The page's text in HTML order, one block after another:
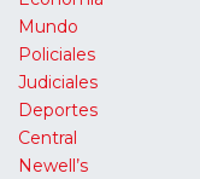
Mundo
Policiales
Judiciales
Deportes
Central
Newell’s